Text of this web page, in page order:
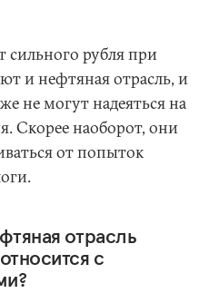
сильного рубля при
и нефтяная отрасль, и
не могут надеяться на
Скорее наоборот, они
от попыток
отрасль
с